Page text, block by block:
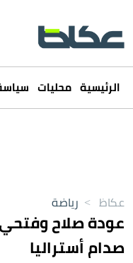
الرئيسية محليات
عكاظ > رياضة
عودة صلاح
صدام أستراليا